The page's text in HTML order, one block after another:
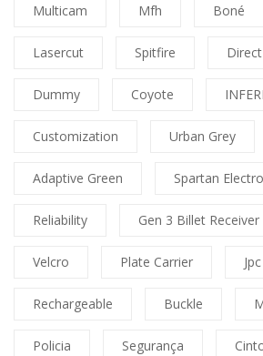
Multicam Mfh Boné
Lasercut Spitfire
Dummy Coyote
Customization Urban Grey
Adaptive Green Spartan
Reliability Gen 3 Billet Receiver
Velcro Plate Carrier Jpc
Rechargeable Buckle
Policia Segurança